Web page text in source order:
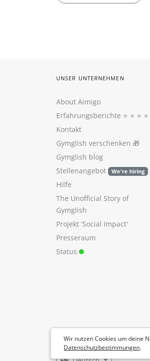
Wir nutzen Cookies um deine
Datenschutzbestimmungen.
UNSER UNTERNEHMEN
About Aimigo
Erfahrungsberichte ⭐️ ⭐️ ⭐️ ⭐️
Kontakt
Gymglish verschenken 🎁
Gymglish blog
Stellenangebot
We're hiring
Hilfe
The Unofficial Story of
Gymglish
Projekt 'Social Impact'
Presseraum
Status